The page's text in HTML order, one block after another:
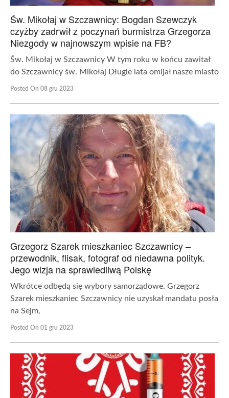
Św. Mikołaj w Szczawnicy: Bogdan Szewczyk
czyżby zadrwił z poczynań burmistrza Grzegorza
Niezgody w najnowszym wpisie na FB?
Św. Mikołaj w Szczawnicy W tym roku w końcu zawitał
do Szczawnicy św. Mikołaj Długie lata omijał nasze miasto
Posted On 08 gru 2023
Grzegorz Szarek mieszkaniec Szczawnicy –
przewodnik, flisak, fotograf od niedawna polityk.
Jego wizja na sprawiedliwą Polskę
Wkrótce odbędą się wybory samorządowe. Grzegorz
Szarek mieszkaniec Szczawnicy nie uzyskał mandatu posła
na Sejm,
Posted On 01 gru 2023